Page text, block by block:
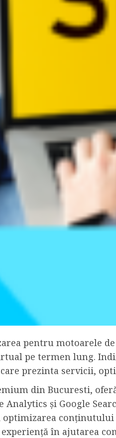
pentru motoarele
pe termen lung.
prezinta servicii,
din Bucuresti,
și Google
experiență în ajutarea